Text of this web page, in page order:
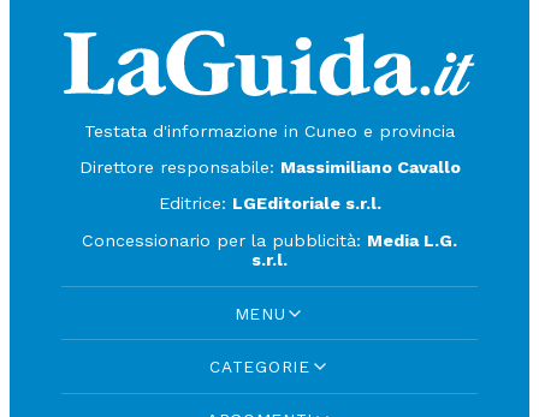
Testata d'informazione in Cuneo e provincia
Direttore responsabile: Massimiliano Cavallo
Editrice: LGEditoriale s.r.l.
Concessionario per la pubblicità: Media L.G.
s.r.l.
MENU
CATEGORIE